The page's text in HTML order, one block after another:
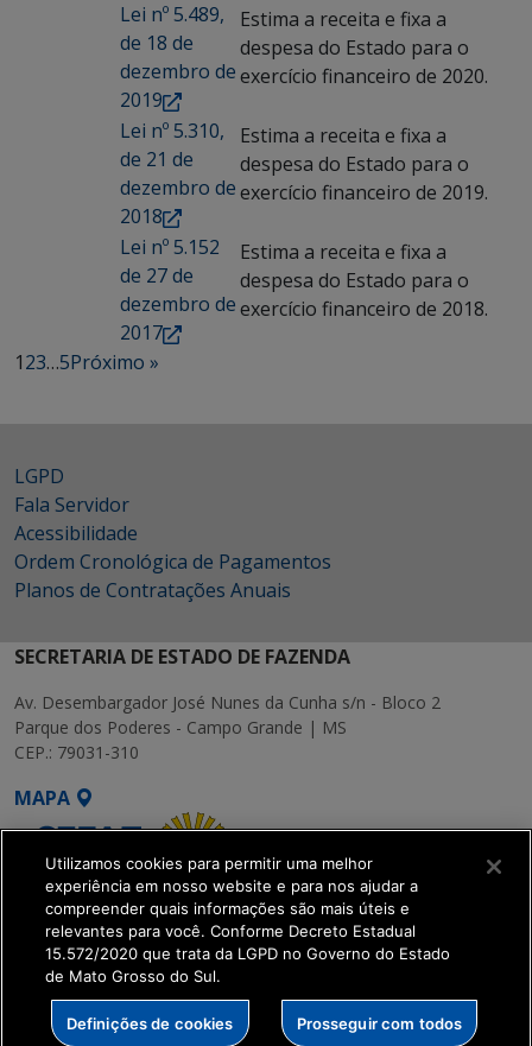
Lei nº 5.489,
de 18 de
dezembro de
2019
Estima a receita e fixa a
despesa do Estado para o
exercício financeiro de 2020.
Lei nº 5.310,
de 21 de
dezembro de
2018
Estima a receita e fixa a
despesa do Estado para o
exercício financeiro de 2019.
Lei nº 5.152
de 27 de
dezembro de
2017
Estima a receita e fixa a
despesa do Estado para o
exercício financeiro de 2018.
123…5Próximo »
LGPD
Fala Servidor
Acessibilidade
Ordem Cronológica de Pagamentos
Planos de Contratações Anuais
SECRETARIA DE ESTADO DE FAZENDA
Av. Desembargador José Nunes da Cunha s/n - Bloco 2
Parque dos Poderes - Campo Grande | MS
CEP.: 79031-310
MAPA
SETDIG | Secretaria-
Executiva de
Transformação Digital
Utilizamos cookies para permitir uma melhor
experiência em nosso website e para nos ajudar a
compreender quais informações são mais úteis e
relevantes para você. Conforme Decreto Estadual
15.572/2020 que trata da LGPD no Governo do Estado
de Mato Grosso do Sul.
Definições de cookies Prosseguir com todos